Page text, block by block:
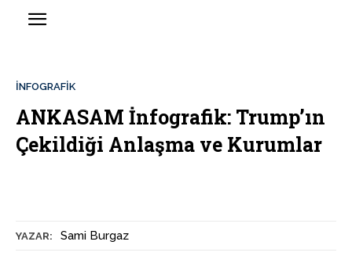
YAZAR: Sami Burgaz
İNFOGRAFIK
ANKASAM İnfografik: Trump’ın
Çekildiği Anlaşma ve Kurumlar